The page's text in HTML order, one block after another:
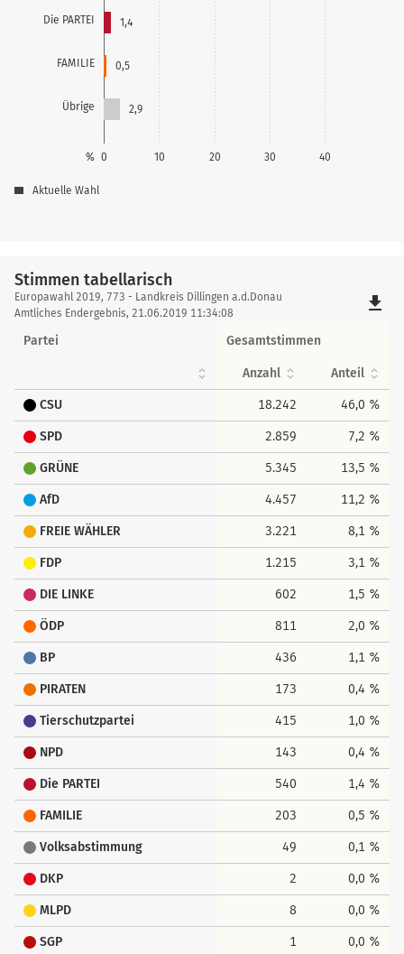
Die PARTEI
FAMILIE
Übrige
0 10 20 30 40
%
1,4
0,5
2,9
Aktuelle Wahl
Stimmen tabellarisch
Stimmen
tabellarisch
Europawahl 2019, 773 - Landkreis Dillingen a.d.Donau
Amtliches Endergebnis, 21.06.2019 11:34:08
file_download
Partei Gesamtstimmen
Anzahl Anteil
CSU 18.242 46,0 %
SPD 2.859 7,2 %
GRÜNE 5.345 13,5 %
AfD 4.457 11,2 %
FREIE WÄHLER 3.221 8,1 %
FDP 1.215 3,1 %
DIE LINKE 602 1,5 %
ÖDP 811 2,0 %
BP 436 1,1 %
PIRATEN 173 0,4 %
Tierschutzpartei 415 1,0 %
NPD 143 0,4 %
Die PARTEI 540 1,4 %
FAMILIE 203 0,5 %
Volksabstimmung 49 0,1 %
DKP 2 0,0 %
MLPD 8 0,0 %
SGP 1 0,0 %